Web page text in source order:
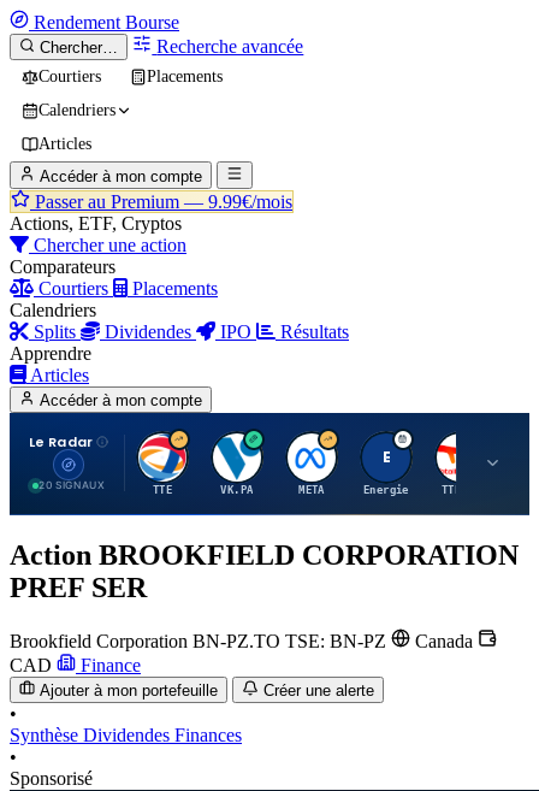
Rendement Bourse
Chercher… Recherche avancée
Courtiers
Placements
Calendriers
Articles
Accéder à mon compte
Passer au Premium — 9.99€/mois
Actions, ETF, Cryptos
Chercher une action
Comparateurs
Courtiers
Placements
Calendriers
Splits
Dividendes IPO
Résultats
Apprendre
Articles
Accéder à mon compte
Le Radar
20 SIGNAUX
T
TTE
V
VK.PA
M
META
E
Energie
T
TTE.PA
Action BROOKFIELD CORPORATION
PREF SER
Brookfield Corporation BN-PZ.TO TSE: BN-PZ
Canada
CAD
Finance
Ajouter à mon portefeuille Créer une alerte
•
Synthèse Dividendes Finances
•
Sponsorisé